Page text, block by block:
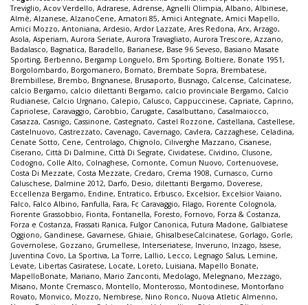
Treviglio, Acov Verdello, Adrarese, Adrense, Agnelli Olimpia, Albano, Albinese,
Almè, Alzanese, AlzanoCene, Amatori 85, Amici Antegnate, Amici Mapello,
Amici Mozzo, Antoniana, Ardesio, Ardor Lazzate, Ares Redona, Arx, Arzago,
Asola, Asperiam, Aurora Seriate, Aurora Travagliato, Aurora Trescore, Azzano,
Badalasco, Bagnatica, Baradello, Barianese, Base 96 Seveso, Basiano Masate
Sporting, Berbenno, Bergamp Longuelo, Bm Sporting, Boltiere, Bonate 1951,
Borgolombardo, Borgomanero, Bornato, Brembate Sopra, Brembatese,
Brembillese, Brembo, Brignanese, Brusaporto, Busnago, Calcense, Calcinatese,
calcio Bergamo, calcio dilettanti Bergamo, calcio provinciale Bergamo, Calcio
Rudianese, Calcio Urgnano, Calepio, Calusco, Cappuccinese, Capriate, Caprino,
Capriolese, Caravaggio, Carobbio, Carugate, Casalbuttano, Casalmaiocco,
Casazza, Casnigo, Cassinone, Castegnato, Castel Rozzone, Castellana, Castellese,
Castelnuovo, Castrezzato, Cavenago, Cavernago, Cavlera, Cazzaghese, Celadina,
Cenate Sotto, Cene, Centrolago, Chignolo, Ciliverghe Mazzano, Cisanese,
Ciserano, Città Di Dalmine, Città Di Segrate, Cividatese, Cividino, Clusone,
Codogno, Colle Alto, Colnaghese, Comonte, Comun Nuovo, Cortenuovese,
Costa Di Mezzate, Costa Mezzate, Credaro, Crema 1908, Curnasco, Curno
Caluschese, Dalmine 2012, Darfo, Desio, dilettanti Bergamo, Doverese,
Eccellenza Bergamo, Endine, Entratico, Erbusco, Excelsior, Excelsior Vaiano,
Falco, Falco Albino, Fanfulla, Fara, Fc Caravaggio, Filago, Fiorente Colognola,
Fiorente Grassobbio, Fiorita, Fontanella, Foresto, Fornovo, Forza & Costanza,
Forza e Costanza, Frassati Ranica, Fulgor Canonica, Futura Madone, Galbiatese
Oggiono, Gandinese, Gavarnese, Ghiaie, GhisalbeseCalcinatese, Gorlago, Gorle,
Governolese, Gozzano, Grumellese, Interseriatese, Inveruno, Inzago, Issese,
Juventina Covo, La Sportiva, La Torre, Lallio, Lecco, Legnago Salus, Lemine,
Levate, Libertas Casiratese, Locate, Loreto, Luisiana, Mapello Bonate,
MapelloBonate, Mariano, Mario Zanconti, Medolago, Melegnano, Mezzago,
Misano, Monte Cremasco, Montello, Monterosso, Montodinese, Montorfano
Rovato, Monvico, Mozzo, Nembrese, Nino Ronco, Nuova Atletic Almenno,